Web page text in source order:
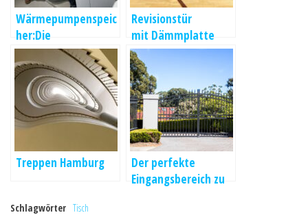
Wärmepumpenspeic
her:Die
unterschiedlichen
Anfertigungen
Revisionstür
mit Dämmplatte
Treppen Hamburg
Der perfekte
Eingangsbereich zu
Schlagwörter Tisch